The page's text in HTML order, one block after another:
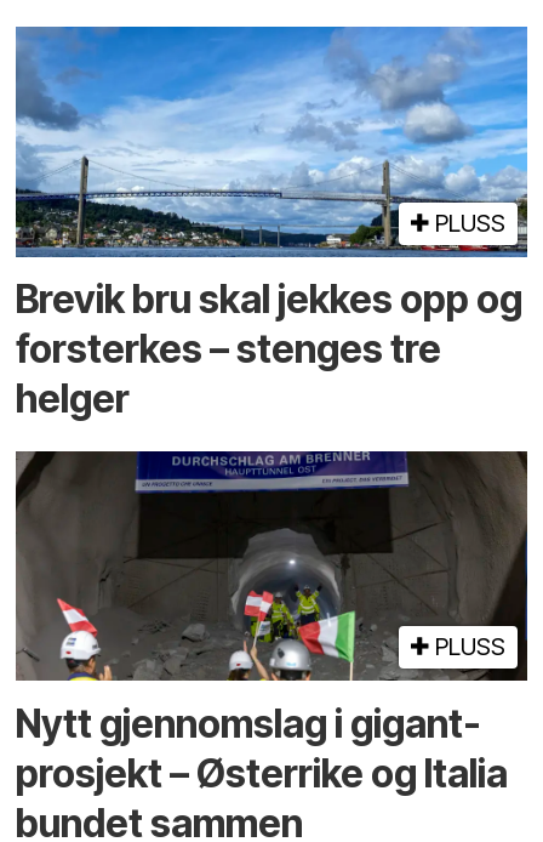
PLUSS
Brevik bru skal jekkes opp og
forsterkes – stenges tre
helger
PLUSS
Nytt gjennomslag i gigant­
prosjekt – Østerrike og Italia
bundet sammen